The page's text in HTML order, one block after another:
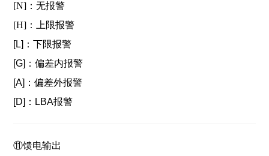
[N]：无报警
[H]：上限报警
[L]：下限报警
[G]：偏差内报警
[A]：偏差外报警
[D]：LBA报警
⑪馈电输出